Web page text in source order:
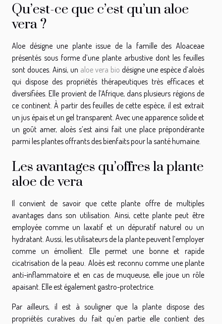
Qu’est-ce que c’est qu’un aloe
vera ?
Aloe désigne une plante issue de la famille des Aloaceae
présentés sous forme d’une plante arbustive dont les feuilles
sont douces. Ainsi, un aloe vera bio désigne une espèce d’aloès
qui dispose des propriétés thérapeutiques très efficaces et
diversifiées. Elle provient de l’Afrique, dans plusieurs régions de
ce continent. À partir des feuilles de cette espèce, il est extrait
un jus épais et un gel transparent. Avec une apparence solide et
un goût amer, aloès s’est ainsi fait une place prépondérante
parmi les plantes offrants des bienfaits pour la santé humaine.
Les avantages qu’offres la plante
aloe de vera
Il convient de savoir que cette plante offre de multiples
avantages dans son utilisation. Ainsi, cette plante peut être
employée comme un laxatif et un dépuratif naturel ou un
hydratant. Aussi, les utilisateurs de la plante peuvent l’employer
comme un émollient. Elle permet une bonne et rapide
cicatrisation de la peau. Aloès est reconnu comme une plante
anti-inflammatoire et en cas de muqueuse, elle joue un rôle
apaisant. Elle est également gastro-protectrice.
Par ailleurs, il est à souligner que la plante dispose des
propriétés curatives du fait qu’en partie elle contient des